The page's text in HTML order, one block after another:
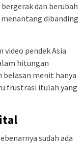
dan berubah
dibanding
pendek Asia
hitungan
belasan menit hanya
frustrasi itulah yang
sudah ada